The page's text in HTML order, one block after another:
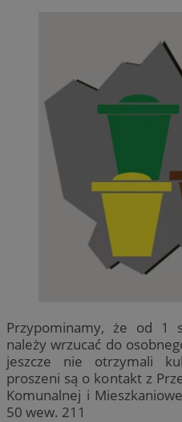
Przypominamy, że od 1
należy wrzucać do
jeszcze nie otrzymali
proszeni są o kontakt z
Komunalnej i
50 wew. 211